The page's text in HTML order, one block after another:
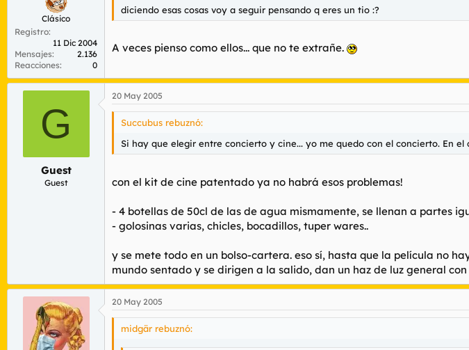
Clásico
Registro
11 Dic 2004
Mensajes
2.136
Reacciones
0
diciendo esas cosas voy a seguir pensando q eres un tio :?
A veces pienso como ellos... que no te extrañe.
G
Guest
Guest
20 May 2005
Succubus rebuznó:
Si hay que elegir entre concierto y cine... yo me quedo con el concierto. En
con el kit de cine patentado ya no habrá esos problemas!
- 4 botellas de 50cl de las de agua mismamente, se llenan a partes
- golosinas varias, chicles, bocadillos, tuper wares..
y se mete todo en un bolso-cartera. eso sí, hasta que la película no
mundo sentado y se dirigen a la salido, dan un haz de luz general
20 May 2005
midgär rebuznó: